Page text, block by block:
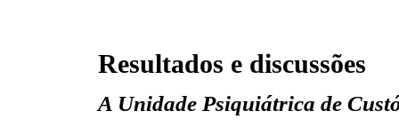
Resultados e discussões
A Unidade Psiquiátrica de